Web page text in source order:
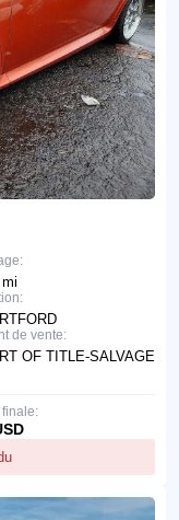
de vente:
OF TITLE-SALVAGE